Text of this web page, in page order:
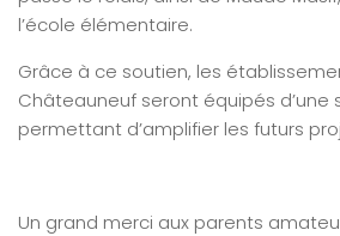
l’école élémentaire.
Grâce à ce soutien, les
Châteauneuf seront équipés d’une
permettant d’amplifier les futurs
Un grand merci aux parents